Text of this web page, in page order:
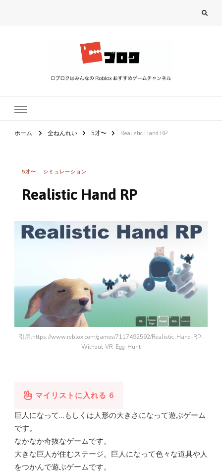
ホーム 全ねんれい 5才〜 Realistic Hand RP
5才〜 シミュレーション
Realistic Hand RP
引用:https://www.roblox.com/games/7117492592/Realistic-Hand-RP-
Without-VR-Egg-Hunt
マイリストに入れる 6
巨人になって…もしくは人形の大きさになって遊ぶゲーム
です。
なかなか奇抜なゲームです。
大きな巨人が住むステージ。巨人になって色々な道具や人
をつかんで遊ぶゲームです。